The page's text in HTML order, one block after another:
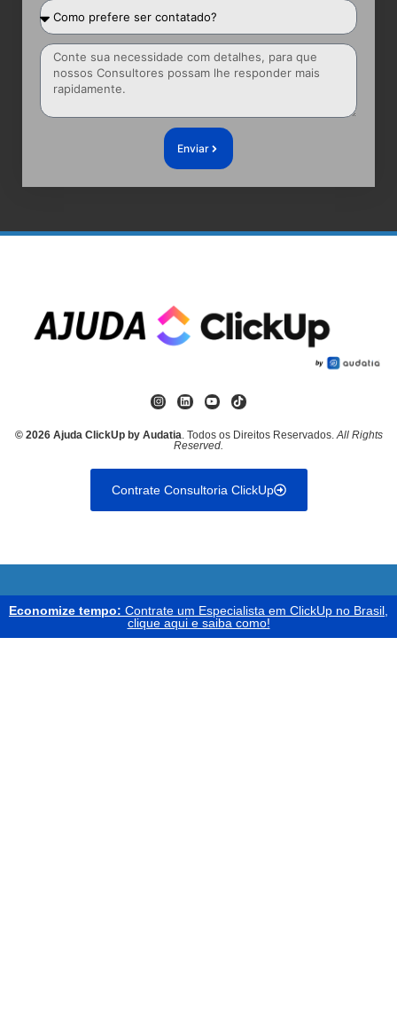
Enviar
© 2026 Ajuda ClickUp by Audatia. Todos os Direitos Reservados.All Rights
Reserved.
Contrate Consultoria ClickUp
Economize tempo: Contrate um Especialista em ClickUp no Brasil,
clique aqui e saiba como!